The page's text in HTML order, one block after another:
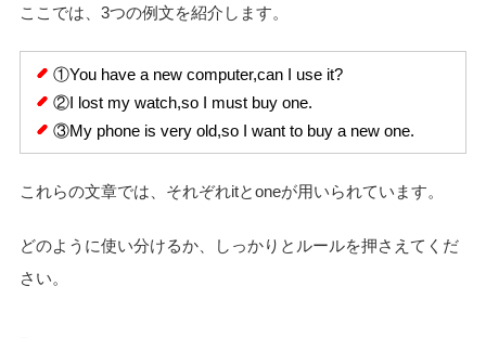
ここでは、3つの例文を紹介します。
①You have a new computer,can I use it?
②I lost my watch,so I must buy one.
③My phone is very old,so I want to buy a new one.
これらの文章では、それぞれitとoneが用いられています。
どのように使い分けるか、しっかりとルールを押さえてくだ
さい。